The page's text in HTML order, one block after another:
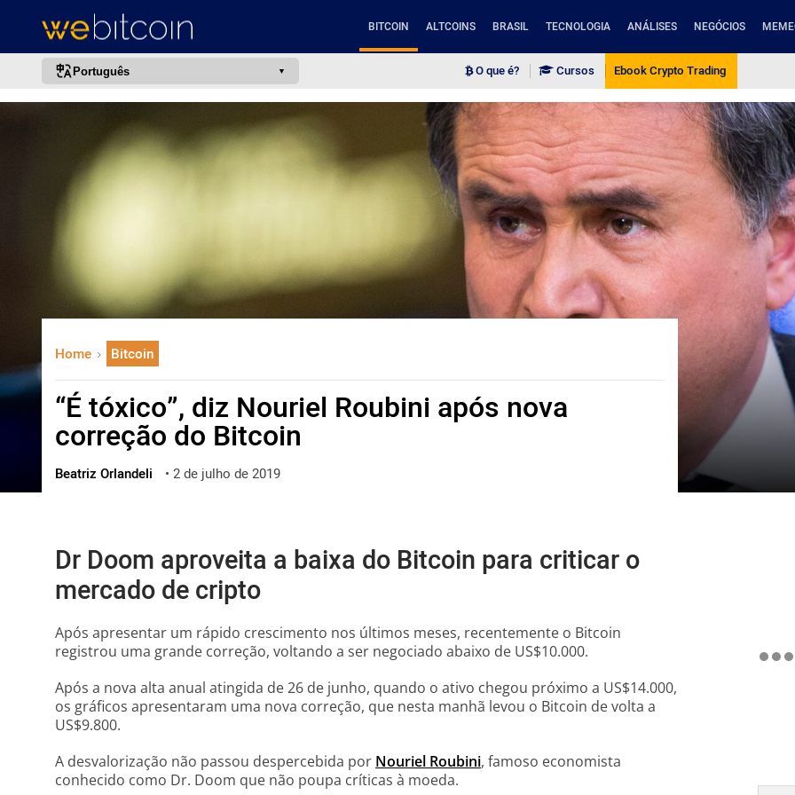
BITCOIN ALTCOINS BRASIL TECNOLOGIA ANÁLISES NEGÓCIOS
Português
english
español
中文
한국어
العربية
ไทย
ქართული
O que é? Cursos Ebook Crypto Trading
Home Bitcoin
“É tóxico”, diz Nouriel Roubini após nova
correção do Bitcoin
Beatriz Orlandeli • 2 de julho de 2019
Dr Doom aproveita a baixa do Bitcoin para criticar o
mercado de cripto
Após apresentar um rápido crescimento nos últimos meses, recentemente o Bitcoin
registrou uma grande correção, voltando a ser negociado abaixo de US$10.000.
Após a nova alta anual atingida de 26 de junho, quando o ativo chegou próximo a US$14.000,
os gráficos apresentaram uma nova correção, que nesta manhã levou o Bitcoin de volta a
US$9.800.
A desvalorização não passou despercebida por Nouriel Roubini, famoso economista
conhecido como Dr. Doom que não poupa críticas à moeda.